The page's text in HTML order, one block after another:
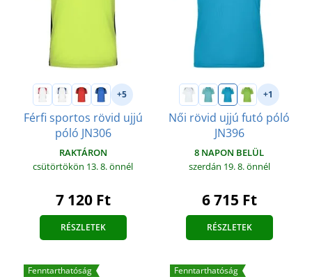
+5
Férfi sportos rövid ujjú
póló JN306
RAKTÁRON
csütörtökön 13. 8.önnél
7 120 Ft
RÉSZLETEK
+1
Női rövid ujjú futó póló
JN396
8 NAPON BELÜL
szerdán 19. 8.önnél
6 715 Ft
RÉSZLETEK
Fenntarthatóság
Fenntarthatóság